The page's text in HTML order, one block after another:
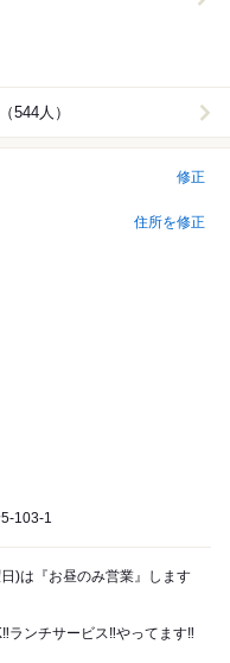
544人）
修正
住所を修正
103-1
)は『お昼のみ営業』します
ランチサービス‼️やってます‼️